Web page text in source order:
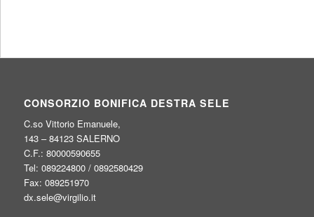
CONSORZIO BONIFICA DESTRA SELE
C.so Vittorio Emanuele,
143 – 84123 SALERNO
C.F.: 80000590655
Tel: 089224800 / 0892580429
Fax: 089251970
dx.sele@virgilio.it